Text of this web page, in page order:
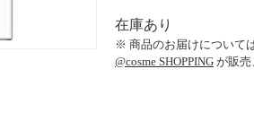
在庫あり
※ 商品のお届けについて
@cosme SHOPPING が販売